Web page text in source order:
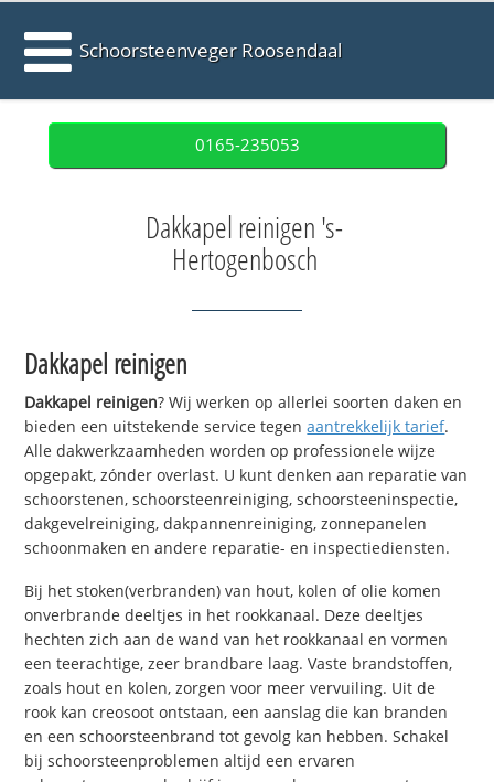
Schoorsteenveger Roosendaal
0165-235053
Dakkapel reinigen 's-
Hertogenbosch
Dakkapel reinigen
Dakkapel reinigen? Wij werken op allerlei soorten daken en
bieden een uitstekende service tegenaantrekkelijk tarief.
Alle dakwerkzaamheden worden op professionele wijze
opgepakt, zónder overlast. U kunt denken aan reparatie van
schoorstenen, schoorsteenreiniging, schoorsteeninspectie,
dakgevelreiniging, dakpannenreiniging, zonnepanelen
schoonmaken en andere reparatie- en inspectiediensten.
Bij het stoken(verbranden) van hout, kolen of olie komen
onverbrande deeltjes in het rookkanaal. Deze deeltjes
hechten zich aan de wand van het rookkanaal en vormen
een teerachtige, zeer brandbare laag. Vaste brandstoffen,
zoals hout en kolen, zorgen voor meer vervuiling. Uit de
rook kan creosoot ontstaan, een aanslag die kan branden
en een schoorsteenbrand tot gevolg kan hebben. Schakel
bij schoorsteenproblemen altijd een ervaren